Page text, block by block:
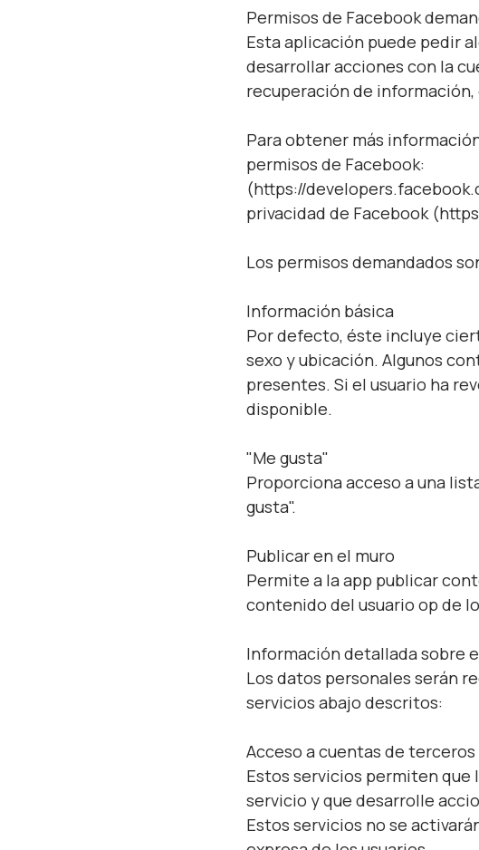
Permisos de Facebook
Esta aplicación puede pedir
desarrollar acciones con la
recuperación de
Para obtener más
permisos de Facebook:
(https://
privacidad de Facebook
Los permisos demandados
Información básica
Por defecto, éste incluye
sexo y ubicación. Algunos
presentes. Si el usuario ha
disponible.
"Me gusta"
Proporciona acceso a una
gusta".
Publicar en el muro
Permite a la app publicar
contenido del usuario op de
Información detallada sobre
Los datos personales serán
servicios abajo descritos:
Acceso a cuentas de
Estos servicios permiten que
servicio y que desarrolle
Estos servicios no se